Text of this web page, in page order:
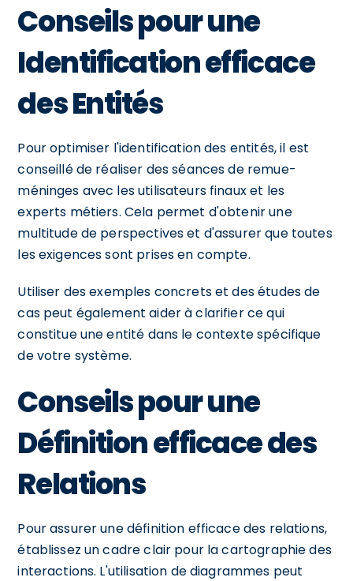
Conseils pour une
Identification efficace
des Entités
Pour optimiser l'identification des entités, il est
conseillé de réaliser des séances de remue-
méninges avec les utilisateurs finaux et les
experts métiers. Cela permet d'obtenir une
multitude de perspectives et d'assurer que toutes
les exigences sont prises en compte.
Utiliser des exemples concrets et des études de
cas peut également aider à clarifier ce qui
constitue une entité dans le contexte spécifique
de votre système.
Conseils pour une
Définition efficace des
Relations
Pour assurer une définition efficace des relations,
établissez un cadre clair pour la cartographie des
interactions. L'utilisation de diagrammes peut